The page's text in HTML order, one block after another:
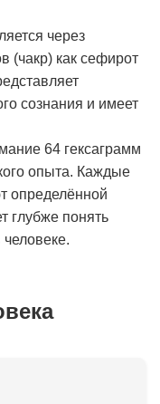
через
(чакр) как сефирот
сознания и имеет
64 гексаграмм
опыта. Каждые
определённой
глубже понять
человеке.